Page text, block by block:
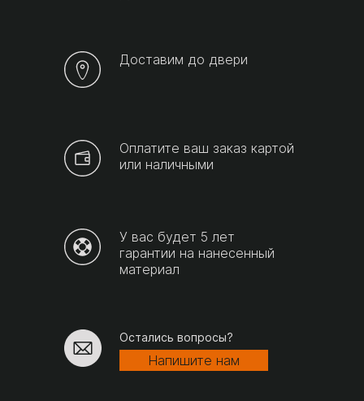
Доставим до двери
Оплатите ваш заказ картой
или наличными
У вас будет 5 лет
гарантии на нанесенный
материал
Остались вопросы?
Напишите нам